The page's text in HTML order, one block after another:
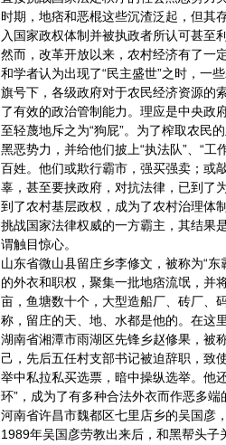
时期，地痞和恶棍这些沉渣泛起，但其
入国家政权体制并被执政者所认可甚至利
然而，改革开放以来，农村经济有了一
和学者认为出现了“民主盛世”之时，一
旗号下，各级政府对于农民经济资源的
了有效的政治管制能力。理应是中央政
至轻蔑地斥之为“狗屁”。为了榨取农民
黑恶势力，并给他们披上“执法队”、“
百姓。他们或欺行霸市，强买强卖；或
辜，甚至要挟政府，对抗法律，已到了
到了农村基层政权，成为了农村治理体
挑战国家法律权威的一方霸主，其结果
谓触目惊心。
山东省微山县留庄乡李修文，被称为“
的外衣和职权，聚集一批地痞流氓，并
亩，鱼塘数十个，大型造船厂、砖厂、
称，留庄的天、地、水都是他的。在这
湖南省湘潭市雨湖区先锋乡赵修果，被
己，先后五任村支部书记被迫辞职，致
举中私拉私买选票，暗中操纵选举。他
环”，成为了有多种合法外衣而作恶多端
河南省许昌市魏都区七里店乡的吴国彦
1989年吴国彦劳教出来后，和黑帮头